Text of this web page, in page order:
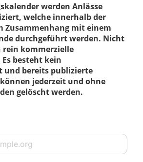
werden Anlässe
welche innerhalb der
Zusammenhang mit einem
durchgeführt werden. Nicht
kommerzielle
besteht kein
und bereits publizierte
jederzeit und ohne
gelöscht werden.